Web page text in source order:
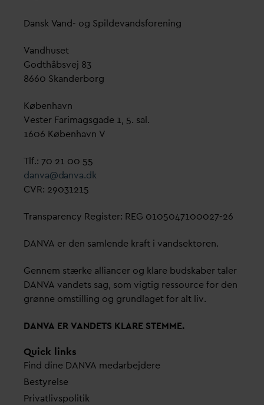
Dansk Vand- og Spildevandsforening
Vandhuset
Godthåbsvej 83
8660 Skanderborg
København
Vester Farimagsgade 1, 5. sal.
1606 København V
Tlf.: 70 21 00 55
danva@danva.dk
CVR: 29031215
Transparency Register: REG 0105047100027-26
DANVA er den samlende kraft i vandsektoren.
Gennem stærke alliancer og klare budskaber taler
DANVA vandets sag, som vigtig ressource for den
grønne omstilling og grundlaget for alt liv.
DANVA ERVANDETS KLARE STEMME.
Quick links
Find dine DANVA medarbejdere
Bestyrelse
Privatlivspolitik